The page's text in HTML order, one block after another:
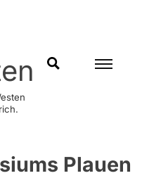
SUCHEN
Plauen